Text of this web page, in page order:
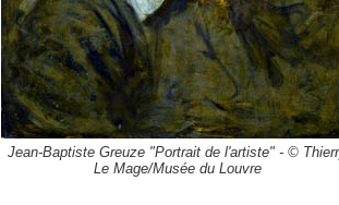
Jean-Baptiste Greuze "Portrait de l'artiste" - ©
Le Mage/Musée du Louvre